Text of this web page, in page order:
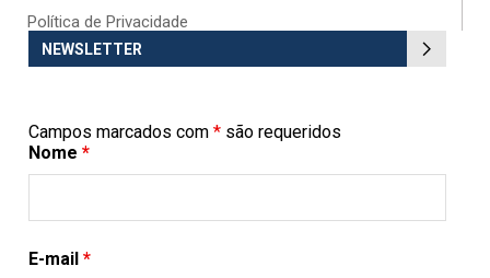
Política de Privacidade
NEWSLETTER
Campos marcados com * são requeridos
Nome *
E-mail *